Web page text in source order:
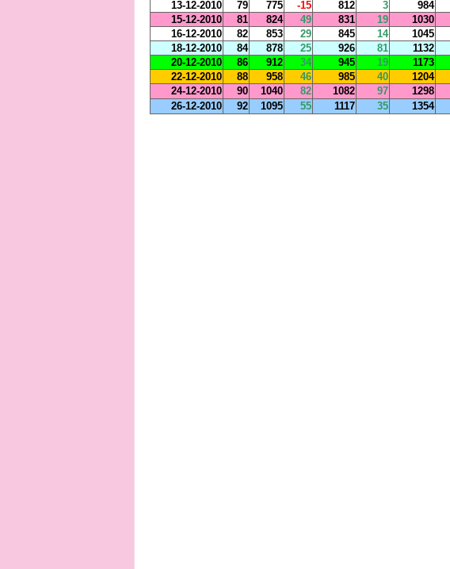
13-12-2010
79 775 -15 812 3 984
15-12-2010
81 824 49 831 19 1030
16-12-2010
82 853 29 845 14 1045
18-12-2010
84 878 25 926 81 1132
20-12-2010
86 912 34 945 19 1173
22-12-2010
88 958 46 985 40 1204
24-12-2010
90 1040 82 1082 97 1298
26-12-2010
92 1095 55 1117 35 1354